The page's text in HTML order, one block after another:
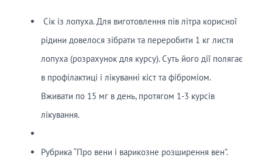
Сік із лопуха. Для виготовлення пів літра корисної
рідини довелося зібрати та переробити 1 кг листя
лопуха (розрахунок для курсу). Суть його дії полягає
в профілактиці і лікуванні кіст та фіброміом.
Вживати по 15 мг в день, протягом 1-3 курсів
лікування.
Рубрика “Про вени і варикозне розширення вен”.